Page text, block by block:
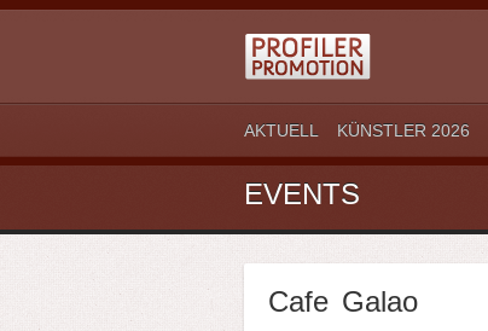
AKTUELL KÜNSTLER 2026
EVENTS
Cafe Galao